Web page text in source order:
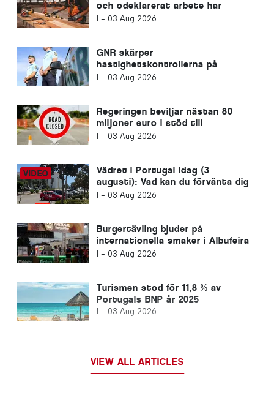
och odeklarerat arbete har
tredubblats under de senaste
I - 03 Aug 2026
GNR skärper
hastighetskontrollerna på
vägarna i Portugal
I - 03 Aug 2026
Regeringen beviljar nästan 80
miljoner euro i stöd till
vägbyggen i Portugal
I - 03 Aug 2026
Vädret i Portugal idag (3
augusti): Vad kan du förvänta dig
av dagens väderprognos?
I - 03 Aug 2026
Burgertävling bjuder på
internationella smaker i Albufeira
i Algarve
I - 03 Aug 2026
Turismen stod för 11,8 % av
Portugals BNP år 2025
I - 03 Aug 2026
VIEW ALL ARTICLES